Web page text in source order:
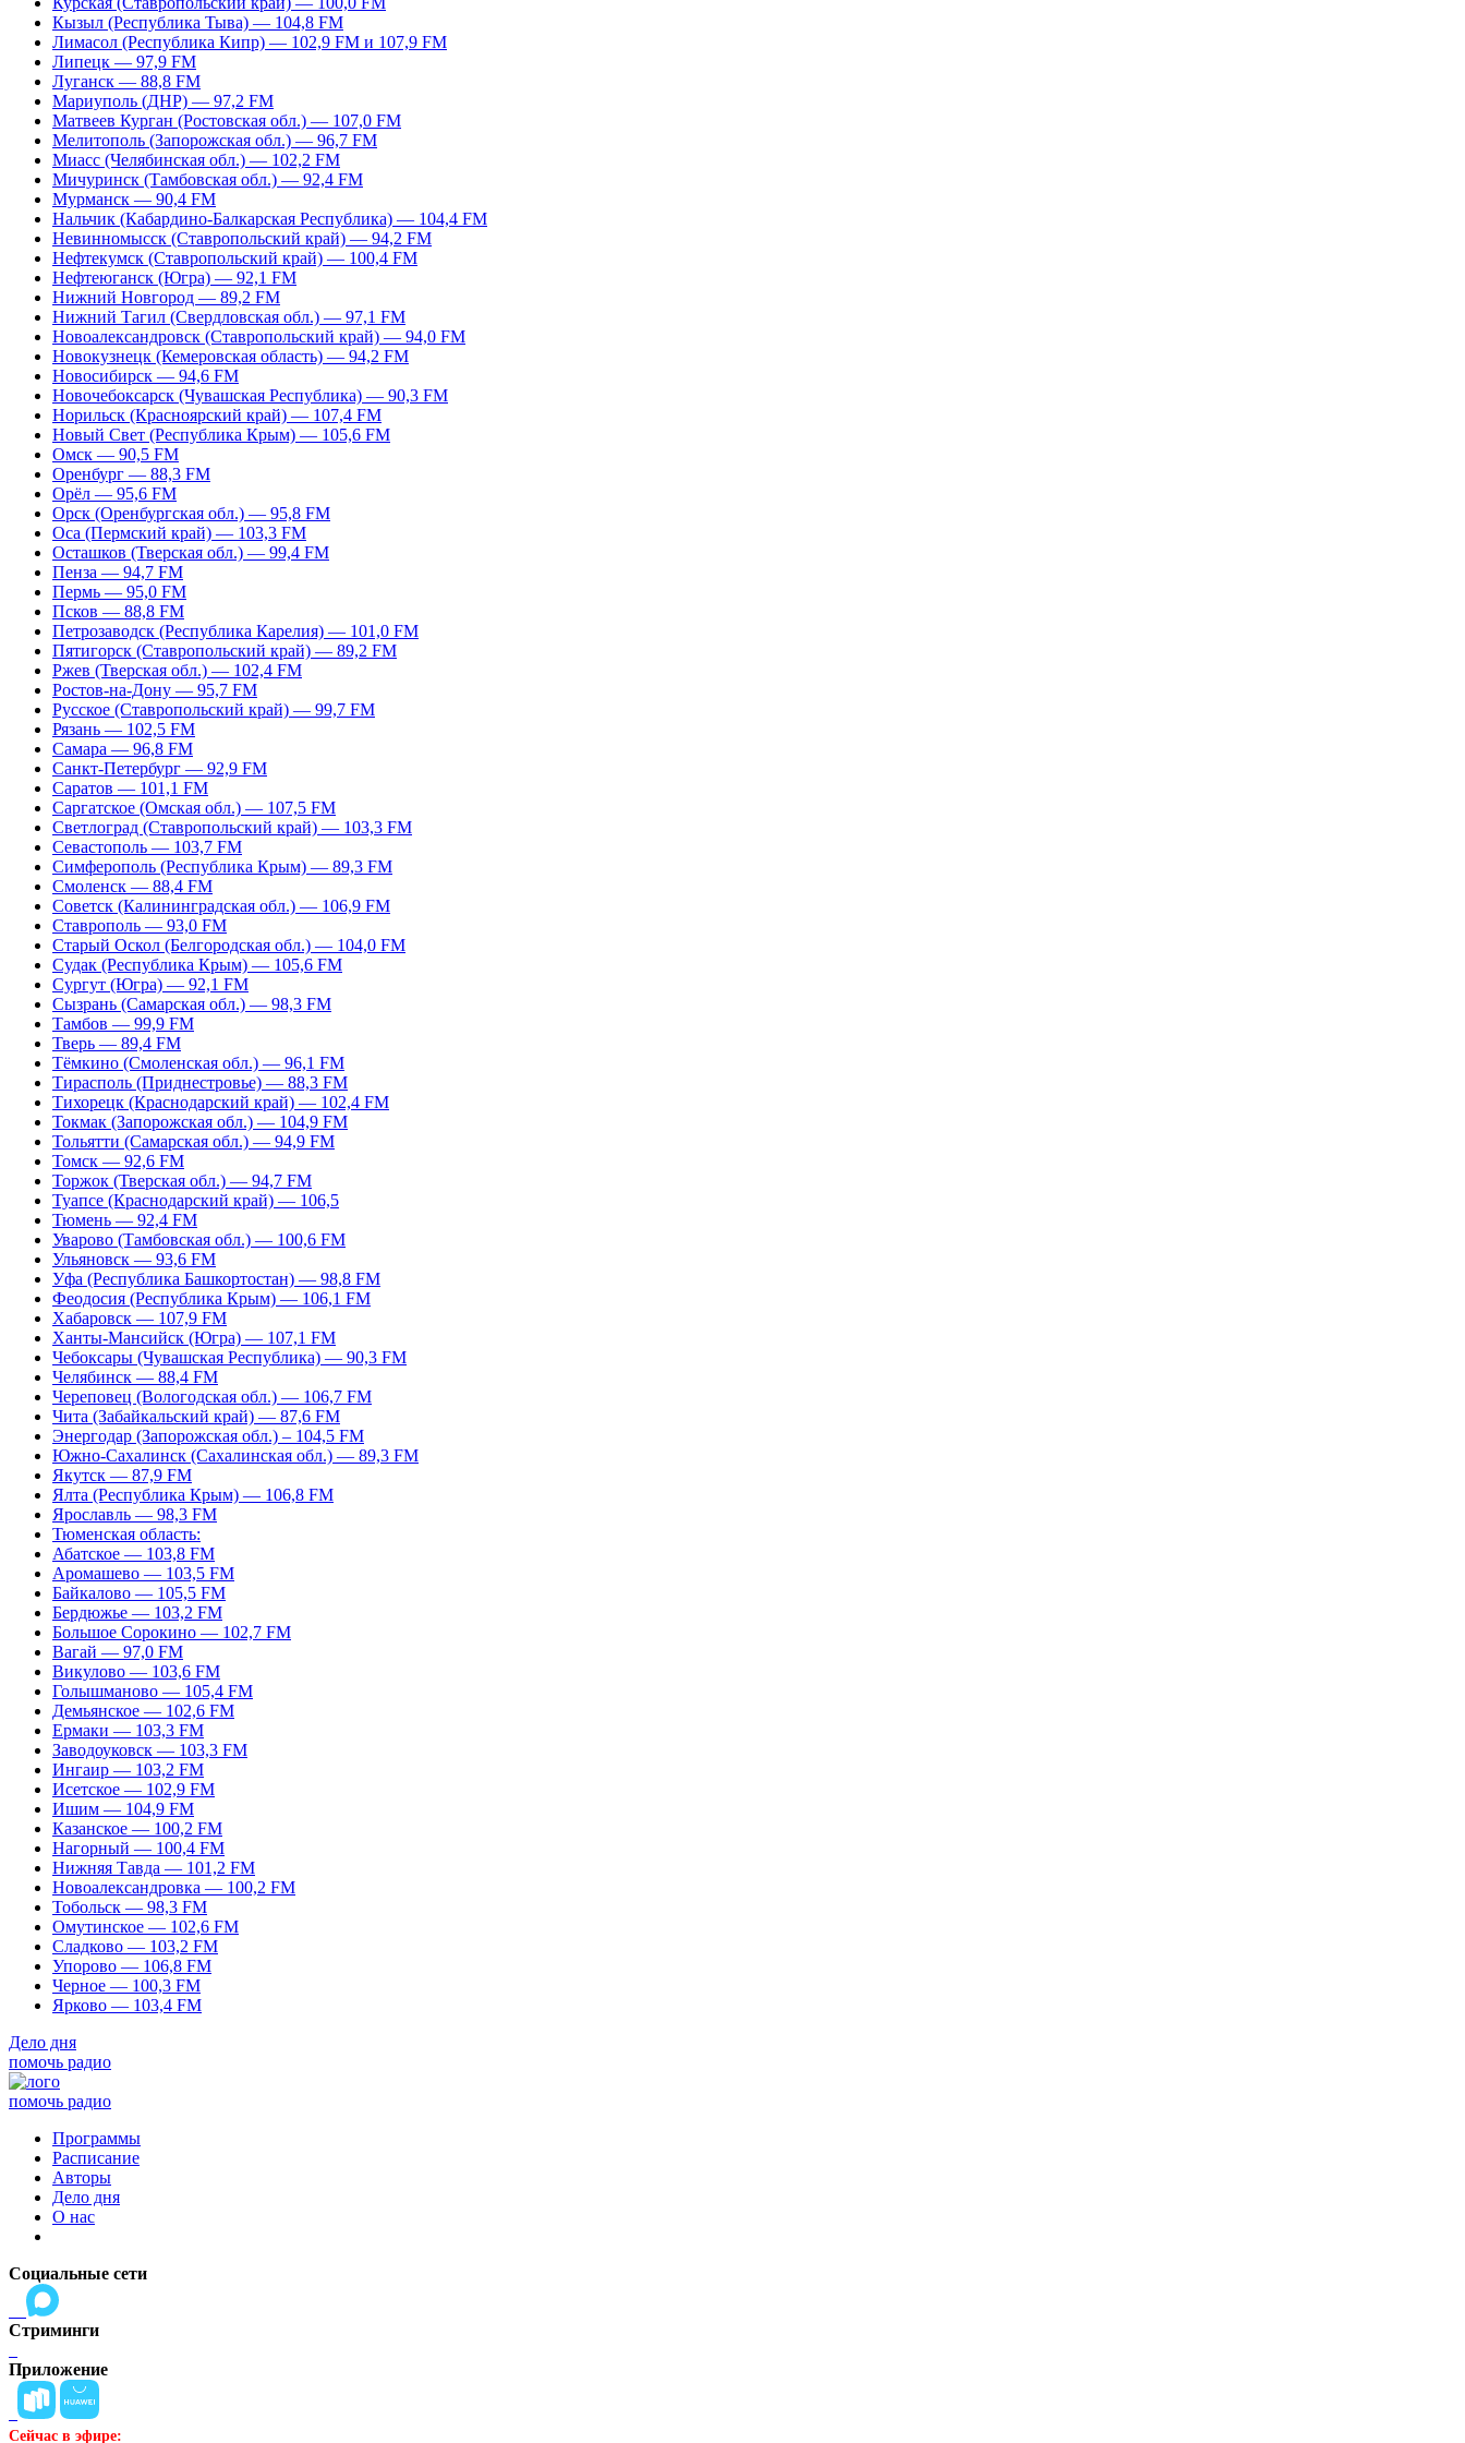
Кызыл (Республика Тыва) — 104,8 FM
Лимасол (Республика Кипр) — 102,9 FM и 107,9 FM
Липецк — 97,9 FM
Луганск — 88,8 FM
Мариуполь (ДНР) — 97,2 FM
Матвеев Курган (Ростовская обл.) — 107,0 FM
Мелитополь (Запорожская обл.) — 96,7 FM
Миасс (Челябинская обл.) — 102,2 FM
Мичуринск (Тамбовская обл.) — 92,4 FM
Мурманск — 90,4 FM
Нальчик (Кабардино-Балкарская Республика) — 104,4 FM
Невинномысск (Ставропольский край) — 94,2 FM
Нефтекумск (Ставропольский край) — 100,4 FM
Нефтеюганск (Югра) — 92,1 FM
Нижний Новгород — 89,2 FM
Нижний Тагил (Свердловская обл.) — 97,1 FM
Новоалександровск (Ставропольский край) — 94,0 FM
Новокузнецк (Кемеровская область) — 94,2 FM
Новосибирск — 94,6 FM
Новочебоксарск (Чувашская Республика) — 90,3 FM
Норильск (Красноярский край) — 107,4 FM
Новый Свет (Республика Крым) — 105,6 FM
Омск — 90,5 FM
Оренбург — 88,3 FM
Орёл — 95,6 FM
Орск (Оренбургская обл.) — 95,8 FM
Оса (Пермский край) — 103,3 FM
Осташков (Тверская обл.) — 99,4 FM
Пенза — 94,7 FM
Пермь — 95,0 FM
Псков — 88,8 FM
Петрозаводск (Республика Карелия) — 101,0 FM
Пятигорск (Ставропольский край) — 89,2 FM
Ржев (Тверская обл.) — 102,4 FM
Ростов-на-Дону — 95,7 FM
Русское (Ставропольский край) — 99,7 FM
Рязань — 102,5 FM
Самара — 96,8 FM
Санкт-Петербург — 92,9 FM
Саратов — 101,1 FM
Саргатское (Омская обл.) — 107,5 FM
Светлоград (Ставропольский край) — 103,3 FM
Севастополь — 103,7 FM
Симферополь (Республика Крым) — 89,3 FM
Смоленск — 88,4 FM
Советск (Калининградская обл.) — 106,9 FM
Ставрополь — 93,0 FM
Старый Оскол (Белгородская обл.) — 104,0 FM
Судак (Республика Крым) — 105,6 FM
Сургут (Югра) — 92,1 FM
Сызрань (Самарская обл.) — 98,3 FM
Тамбов — 99,9 FM
Тверь — 89,4 FM
Тёмкино (Смоленская обл.) — 96,1 FM
Тирасполь (Приднестровье) — 88,3 FM
Тихорецк (Краснодарский край) — 102,4 FM
Токмак (Запорожская обл.) — 104,9 FM
Тольятти (Самарская обл.) — 94,9 FM
Томск — 92,6 FM
Торжок (Тверская обл.) — 94,7 FM
Туапсе (Краснодарский край) — 106,5
Тюмень — 92,4 FM
Уварово (Тамбовская обл.) — 100,6 FM
Ульяновск — 93,6 FM
Уфа (Республика Башкортостан) — 98,8 FM
Феодосия (Республика Крым) — 106,1 FM
Хабаровск — 107,9 FM
Ханты-Мансийск (Югра) — 107,1 FM
Чебоксары (Чувашская Республика) — 90,3 FM
Челябинск — 88,4 FM
Череповец (Вологодская обл.) — 106,7 FM
Чита (Забайкальский край) — 87,6 FM
Энергодар (Запорожская обл.) – 104,5 FM
Южно-Сахалинск (Сахалинская обл.) — 89,3 FM
Якутск — 87,9 FM
Ялта (Республика Крым) — 106,8 FM
Ярославль — 98,3 FM
Тюменская область:
Абатское — 103,8 FM
Аромашево — 103,5 FM
Байкалово — 105,5 FM
Бердюжье — 103,2 FM
Большое Сорокино — 102,7 FM
Вагай — 97,0 FM
Викулово — 103,6 FM
Голышманово — 105,4 FM
Демьянское — 102,6 FM
Ермаки — 103,3 FM
Заводоуковск — 103,3 FM
Ингаир — 103,2 FM
Исетское — 102,9 FM
Ишим — 104,9 FM
Казанское — 100,2 FM
Нагорный — 100,4 FM
Нижняя Тавда — 101,2 FM
Новоалександровка — 100,2 FM
Тобольск — 98,3 FM
Омутинское — 102,6 FM
Сладково — 103,2 FM
Упорово — 106,8 FM
Черное — 100,3 FM
Ярково — 103,4 FM
Дело дня
помочь радио
помочь радио
Программы
Расписание
Авторы
Дело дня
О нас
Социальные сети
Стриминги
Приложение
Сейчас в эфире: